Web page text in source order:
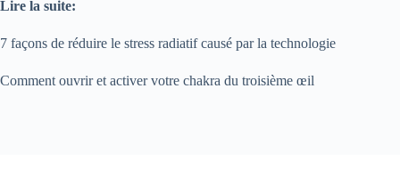
Lire la suite:
7 façons de réduire le stress radiatif causé par la technologie
Comment ouvrir et activer votre chakra du troisième œil